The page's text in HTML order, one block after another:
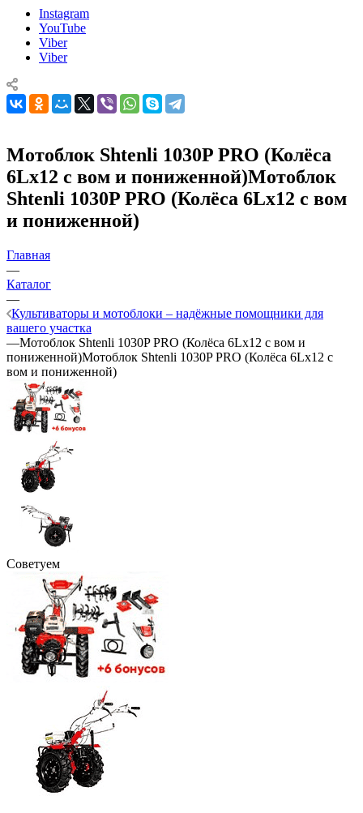
Instagram
YouTube
Viber
Viber
Мотоблок Shtenli 1030P PRO (Колёса
6Lх12 с вом и пониженной)Мотоблок
Shtenli 1030P PRO (Колёса 6Lх12 с вом
и пониженной)
Главная
—
Каталог
—
Культиваторы и мотоблоки – надёжные помощники для
вашего участка
—Мотоблок Shtenli 1030P PRO (Колёса 6Lх12 с вом и
пониженной)Мотоблок Shtenli 1030P PRO (Колёса 6Lх12 с
вом и пониженной)
Советуем